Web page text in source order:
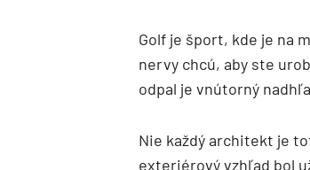
Golf je šport, kde je na
nervy chcú, aby ste
odpal je vnútorný
Nie každý architekt je
exteriérový vzhľad bol